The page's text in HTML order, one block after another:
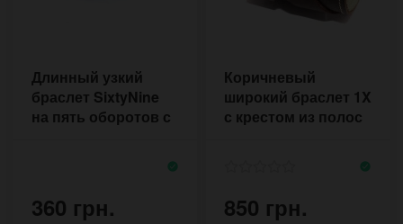
Длинный узкий
браслет SixtyNine
на пять оборотов с
360 грн.
Коричневый
широкий браслет 1X
с крестом из полос
850 грн.